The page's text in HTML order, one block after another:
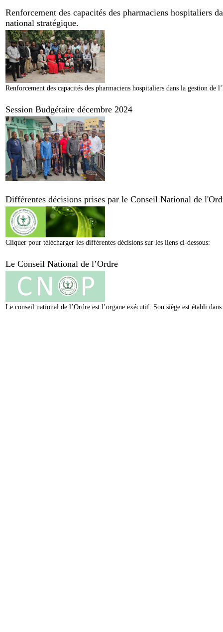
Renforcement des capacités des pharmaciens hospitaliers
national stratégique.
Renforcement des capacités des pharmaciens hospitaliers dans la gestion
Session Budgétaire décembre 2024
Différentes décisions prises par le Conseil National de
Cliquer pour télécharger les différentes décisions sur les liens ci-dessous:
Le Conseil National de l’Ordre
Le conseil national de l’Ordre est l’organe exécutif. Son siège est établi